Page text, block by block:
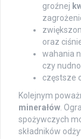
groźnej
oraz
wahania
czy
częstsze
Kolejnym
minerałów .
spożywczych
składników